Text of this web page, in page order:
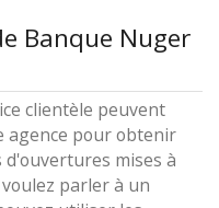
Banque Nuger
clientèle peuvent
agence pour obtenir
mises à
parler à un